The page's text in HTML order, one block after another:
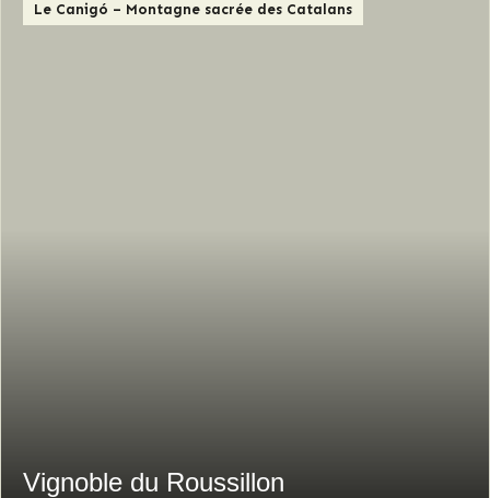
Le Canigó – Montagne sacrée des Catalans
Vignoble du Roussillon